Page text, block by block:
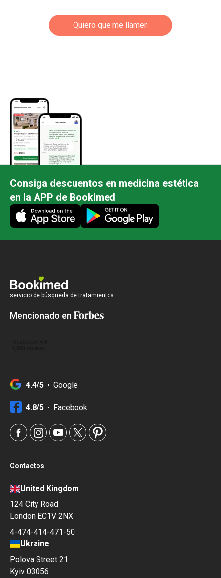
Quiero que me llamen
Consiga descuentos en medicina estética
en la APP de Bookimed
servicio de búsqueda de tratamientos
Mencionado en
4.4/5 Google
4.8/5 Facebook
Contactos
United Kingdom
124 City Road
London EC1V 2NX
4-474-414-471-50
Ukraine
Polova Street 21
Kyiv 03056